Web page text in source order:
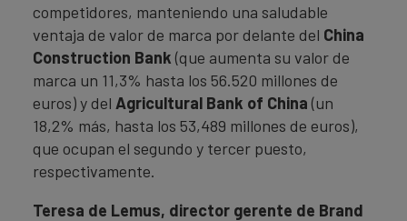
competidores, manteniendo una saludable
ventaja de valor de marca por delante del China
Construction Bank (que aumenta su valor de
marca un 11,3% hasta los 56.520 millones de
euros) y del Agricultural Bank of China (un
18,2% más, hasta los 53,489 millones de euros),
que ocupan el segundo y tercer puesto,
respectivamente.
Teresa de Lemus, director gerente de Brand